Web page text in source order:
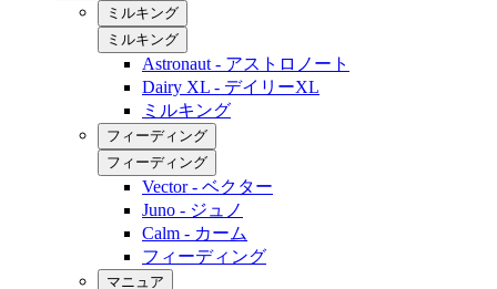
ミルキング
ミルキング
Astronaut - アストロノート
Dairy XL - デイリーXL
ミルキング
フィーディング
フィーディング
Vector - ベクター
Juno - ジュノ
Calm - カーム
フィーディング
マニュア